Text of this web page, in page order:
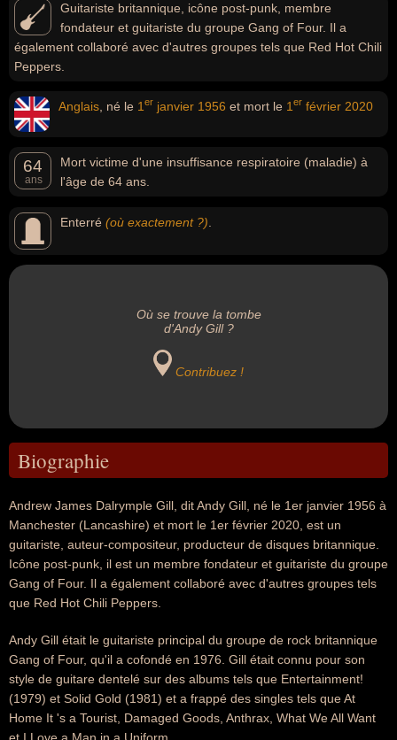
Guitariste britannique, icône post-punk, membre
fondateur et guitariste du groupe Gang of Four. Il a
également collaboré avec d'autres groupes tels que Red Hot Chili
Peppers.
Anglais , né le 1 er janvier 1956 et mort le 1 er février 2020
64
ans
Mort victime d'une insuffisance respiratoire (maladie) à
l'âge de 64 ans.
Enterré (où exactement ?)
Où se trouve la tombe
d'Andy Gill ?
Contribuez !
Biographie
Andrew James Dalrymple Gill, dit Andy Gill, né le 1er janvier 1956 à
Manchester (Lancashire) et mort le 1er février 2020, est un
guitariste, auteur-compositeur, producteur de disques britannique.
Icône post-punk, il est un membre fondateur et guitariste du groupe
Gang of Four. Il a également collaboré avec d'autres groupes tels
que Red Hot Chili Peppers.
Andy Gill était le guitariste principal du groupe de rock britannique
Gang of Four, qu'il a cofondé en 1976. Gill était connu pour son
style de guitare dentelé sur des albums tels que Entertainment!
(1979) et Solid Gold (1981) et a frappé des singles tels que At
Home It 's a Tourist, Damaged Goods, Anthrax, What We All Want